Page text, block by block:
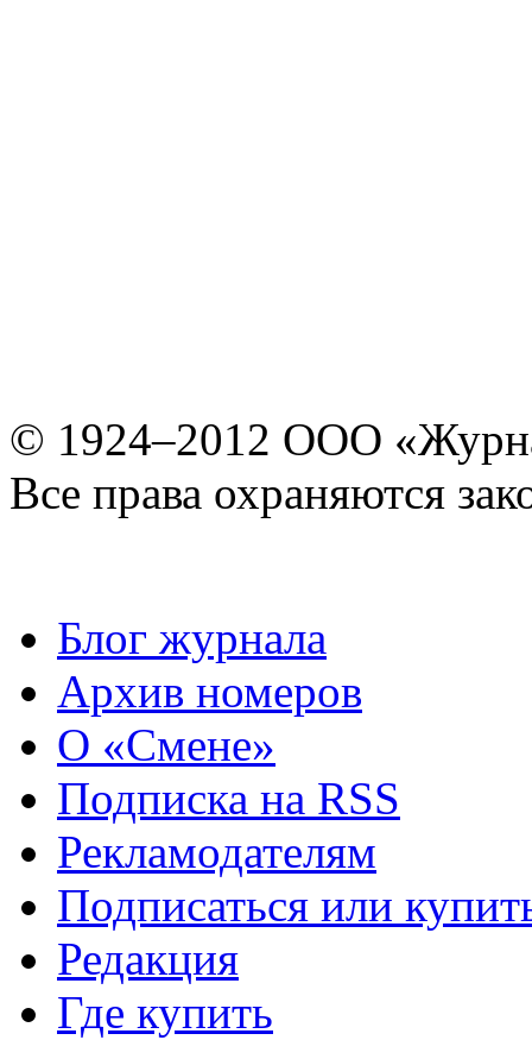
© 1924–2012 ООО
Все права охраняются
Блог журнала
Архив номеров
О «Смене»
Подписка на RSS
Рекламодателям
Подписаться или
Редакция
Где купить